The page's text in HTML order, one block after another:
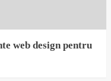
web design pentru